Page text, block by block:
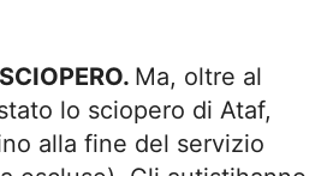
Ma, oltre al
lo sciopero di Ataf,
alla fine del servizio